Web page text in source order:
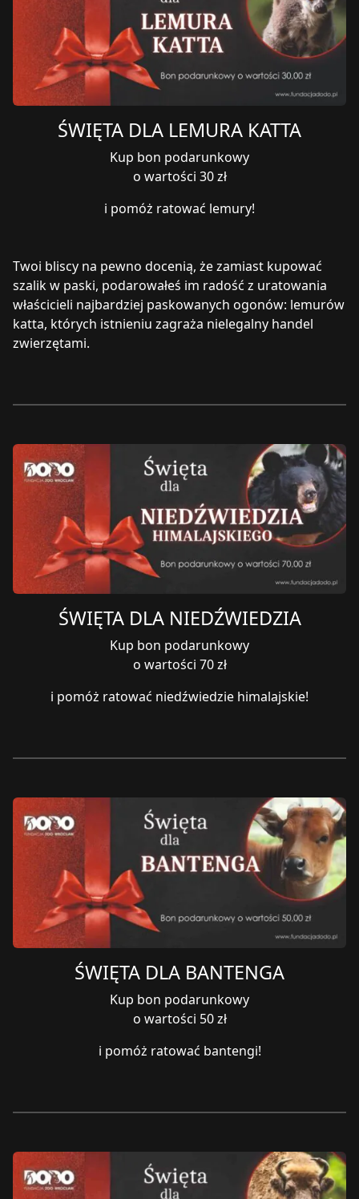
ŚWIĘTA DLA LEMURA KATTA
Kup bon podarunkowy
o wartości 30 zł
i pomóż ratować lemury!
Twoi bliscy na pewno docenią, że zamiast kupować
szalik w paski, podarowałeś im radość z uratowania
właścicieli najbardziej paskowanych ogonów: lemurów
katta, których istnieniu zagraża nielegalny handel
zwierzętami.
ŚWIĘTA DLA NIEDŹWIEDZIA
Kup bon podarunkowy
o wartości 70 zł
i pomóż ratować niedźwiedzie himalajskie!
ŚWIĘTA DLA BANTENGA
Kup bon podarunkowy
o wartości 50 zł
i pomóż ratować bantengi!